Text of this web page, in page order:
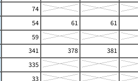
74
54 61
61
59
341 378
381
335
33